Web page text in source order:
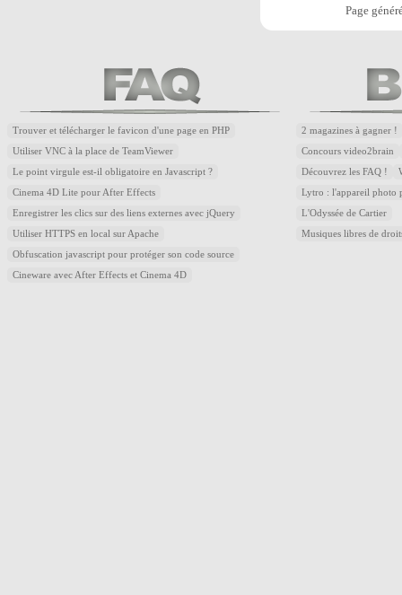
Page
Trouver et télécharger le favicon d'une page en PHP
Utiliser VNC à la place de TeamViewer
Le point virgule est-il obligatoire en Javascript ?
Cinema 4D Lite pour After Effects
Enregistrer les clics sur des liens externes avec jQuery
Utiliser HTTPS en local sur Apache
Obfuscation javascript pour protéger son code source
Cineware avec After Effects et Cinema 4D
2 magazines à gagner !
Concours video2brain
Découvrez les FAQ !
Lytro : l'appareil photo
L'Odyssée de Cartier
Musiques libres de